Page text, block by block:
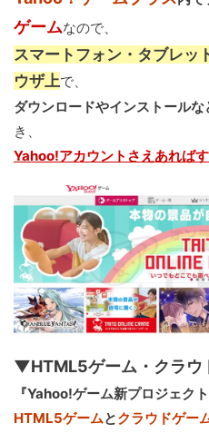
ゲームなので、
スマートフォン・タブレッ
ウザ上で、
ダウンロードやインストール
き、
Yahoo!アカウントさえあれば
▼HTML5ゲーム・クラウ
『Yahoo!ゲーム新プロジェクト
HTML5ゲームとクラウドゲー